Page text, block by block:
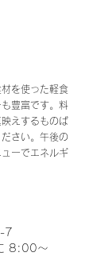
を使った軽食
豊富です。料
えするものば
さい。午後の
ーでエネルギ
7
8:00～